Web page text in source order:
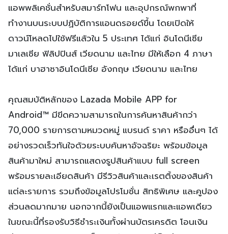
แอพพลิเคชั่นสำหรับสมาร์ทโฟน และอุปกรณ์พกพาที่
ทำงานบนระบบปฏิบัติการแอนดรอยด์ขึ้น โดยเปิดให้
ดาวน์โหลดไปใช้ฟรีแล้วใน 5 ประเทศ ได้แก่ อินโดนีเซีย
มาเลเซีย ฟิลิปปินส์ เวียดนาม และไทย มีให้เลือก 4 ภาษา
ได้แก่ บาฮาซาอินโดนีเซีย อังกฤษ เวียดนาม และไทย
คุณสมบัติหลักของ Lazada Mobile APP for
Android™ มีขีดความสามารถในการค้นหาสินค้ากว่า
70,000 รายการตามหมวดหมู่ แบรนด์ ราคา หรืออื่นๆ ได้
อย่างรวดเร็วทันใจด้วยระบบค้นหาอัจฉริยะ พร้อมข้อมูล
สินค้ามาใหม่ สามารถแสดงรูปสินค้าแบบ full screen
พร้อมรายละเอียดสินค้า มีรีวิวสินค้าและเรตติ้งของสินค้า
แต่ละรายการ รวมถึงข้อมูลโปรโมชั่น สิทธิพิเศษ และคูปอง
ส่วนลดมากมาย นอกจากนี้ยังเป็นแอพแรกและแอพเดียว
ในขณะนี้ที่รองรับวิธีชำระเงินทั้งผ่านบัตรเครดิต โอนเงิน